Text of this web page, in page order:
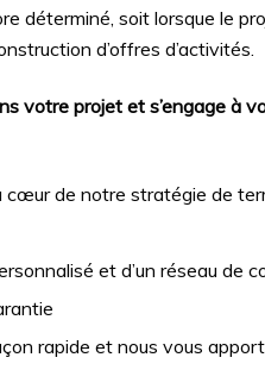
déterminé, soit lorsque le
d’offres d’activités.
votre projet et s’engage à
cœur de notre stratégie de
et d’un réseau de
rapide et nous vous